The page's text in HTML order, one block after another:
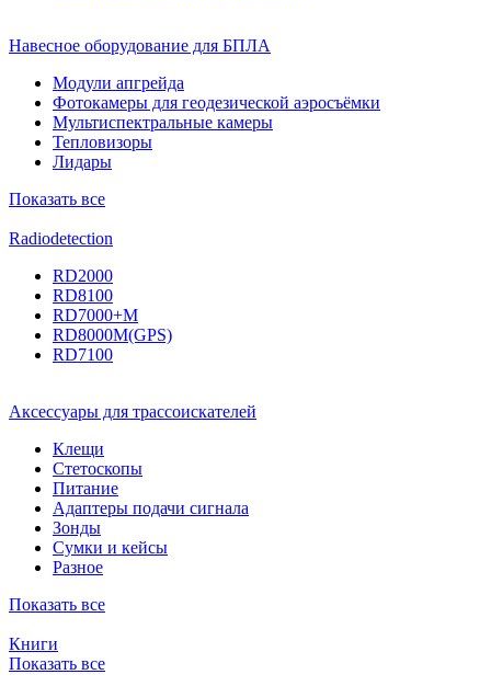
Навесное оборудование для БПЛА
Модули апгрейда
Фотокамеры для геодезической аэросъёмки
Мультиспектральные камеры
Тепловизоры
Лидары
Показать все
Radiodetection
RD2000
RD8100
RD7000+M
RD8000M(GPS)
RD7100
Аксессуары для трассоискателей
Клещи
Стетоскопы
Питание
Адаптеры подачи сигнала
Зонды
Сумки и кейсы
Разное
Показать все
Книги
Показать все